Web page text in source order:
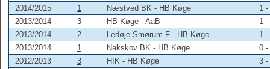
2014/2015
1 Næstved BK - HB Køge
1 -
2013/2014
3 HB Køge - AaB
1 -
2013/2014
2 Ledøje-Smørum F - HB Køge
1 -
2013/2014
1 Nakskov BK - HB Køge
0 -
2012/2013
3 HIK - HB Køge
3 -